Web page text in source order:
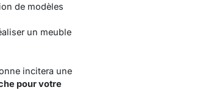
de modèles
un meuble
incitera une
pour votre